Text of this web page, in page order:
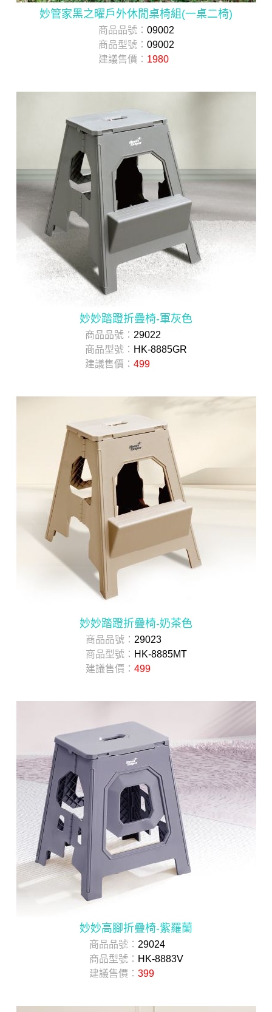
妙管家黑之曜戶外休閒桌椅組(一桌二椅)
商品品號： 09002
商品型號： 09002
建議售價： 1980
妙妙踏蹬折疊椅-軍灰色
商品品號： 29022
商品型號： HK-8885GR
建議售價： 499
妙妙踏蹬折疊椅-奶茶色
商品品號： 29023
商品型號： HK-8885MT
建議售價： 499
妙妙高腳折疊椅-紫羅蘭
商品品號： 29024
商品型號： HK-8883V
建議售價： 399